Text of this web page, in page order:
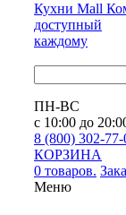
Кухни Mall
доступный
каждому
ПН-ВС
с 10:00 до
8 (800) 302-77-
КОРЗИНА
0 товаров.
Меню